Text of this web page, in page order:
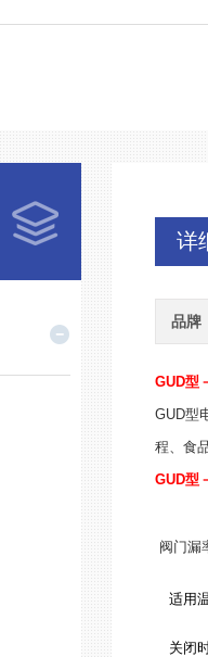
详
品牌
GUD型
GUD型
程、食
GUD型
阀门漏
适用
关闭